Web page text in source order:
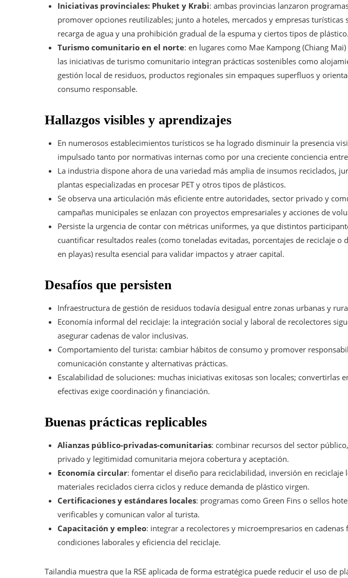
Iniciativas provinciales: Phuket y Krabi: ambas provincias lanzaron
promover opciones reutilizables; junto a hoteles, mercados y empresas turísticas
recarga de agua y una prohibición gradual de la espuma y ciertos tipos de plástico.
Turismo comunitario en el norte: en lugares como Mae Kampong (Chiang
las iniciativas de turismo comunitario integran prácticas sostenibles como
gestión local de residuos, productos regionales sin empaques superfluos y
consumo responsable.
Hallazgos visibles y aprendizajes
En numerosos establecimientos turísticos se ha logrado disminuir la presencia
impulsado tanto por normativas internas como por una creciente conciencia
La industria dispone ahora de una variedad más amplia de insumos reciclados,
plantas especializadas en procesar PET y otros tipos de plásticos.
Se observa una articulación más eficiente entre autoridades, sector privado y
campañas municipales se enlazan con proyectos empresariales y acciones de
Persiste la urgencia de contar con métricas uniformes, ya que distintos
cuantificar resultados reales (como toneladas evitadas, porcentajes de reciclaje o
en playas) resulta esencial para validar impactos y atraer capital.
Desafíos que persisten
Infraestructura de gestión de residuos todavía desigual entre zonas urbanas y
Economía informal del reciclaje: la integración social y laboral de recolectores
asegurar cadenas de valor inclusivas.
Comportamiento del turista: cambiar hábitos de consumo y promover
comunicación constante y alternativas prácticas.
Escalabilidad de soluciones: muchas iniciativas exitosas son locales; convertirlas
efectivas exige coordinación y financiación.
Buenas prácticas replicables
Alianzas público-privadas-comunitarias: combinar recursos del sector
privado y legitimidad comunitaria mejora cobertura y aceptación.
Economía circular: fomentar el diseño para reciclabilidad, inversión en reciclaje
materiales reciclados cierra ciclos y reduce demanda de plástico virgen.
Certificaciones y estándares locales: programas como Green Fins o sellos
verificables y comunican valor al turista.
Capacitación y empleo: integrar a recolectores y microempresarios en
condiciones laborales y eficiencia del reciclaje.
Tailandia muestra que la RSE aplicada de forma estratégica puede reducir el uso de